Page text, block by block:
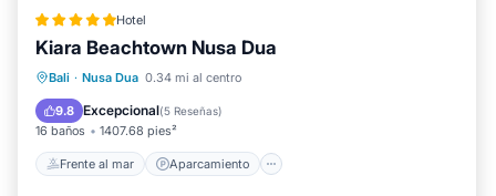
Hotel
Kiara Beachtown Nusa Dua
Bali · Nusa Dua 0.34 mi al centro
9.8 Excepcional(5 Reseñas)
16 baños 1407.68 pies²
Frente al mar Aparcamiento
Frente al mar Aparcamiento
Spa